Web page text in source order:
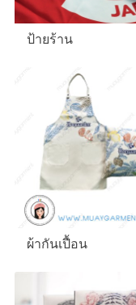
ป้ายร้าน
ผ้ากันเปื้อน